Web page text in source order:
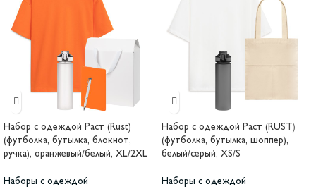
Набор с одеждой Раст (Rust)
(футболка, бутылка, блокнот,
ручка), оранжевый/белый, XL/2XL
Наборы с одеждой
Набор с одеждой Раст (RUST)
(футболка, бутылка, шоппер),
белый/серый, XS/S
Наборы с одеждой